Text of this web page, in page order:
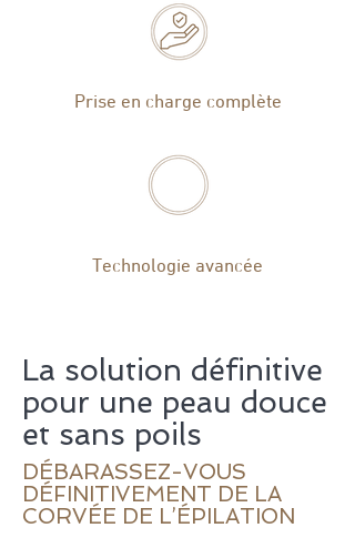
Prise en charge complète
Technologie avancée
La solution définitive
pour une peau douce
et sans poils​
DÉBARASSEZ-VOUS
DÉFINITIVEMENT DE LA
CORVÉE DE L’ÉPILATION